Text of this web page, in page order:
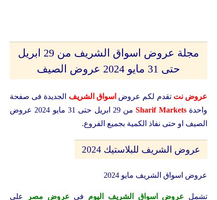
مجلة عروض اسواق الشريف من 29 ابريل
حتى 31 مايو 2024 عروض الصيف
عروض نت تقدم لكم عروض اسواق الشريف الجديدة فى صفحة
واحدةSharif Markets
من 29 ابريل حتى 31 مايو 2024 عروض
الصيف او حتى نفاذ الكمية بجميع الفروع.
عروض الشريف للبلاستيك 2024
عروض اسواق الشريف مايو 2024
تشمل عروض اسواق الشريف اليوم فى عروض مصر
على